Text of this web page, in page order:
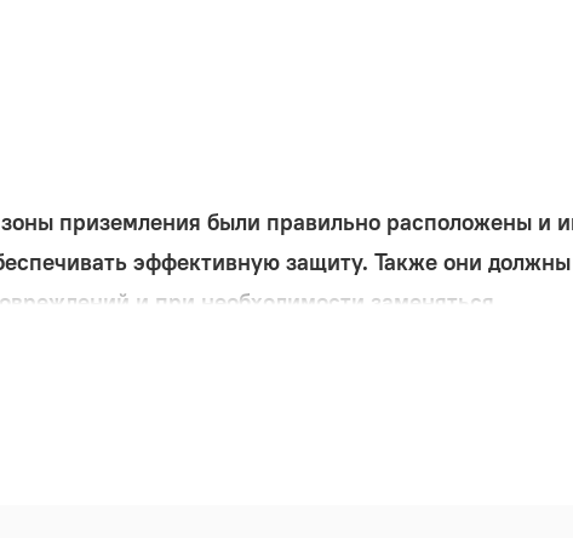
приземления были правильно расположены и
эффективную защиту. Также они
и при необходимости заменяться.